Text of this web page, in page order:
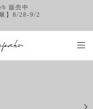
販売中
】8/28-9/2